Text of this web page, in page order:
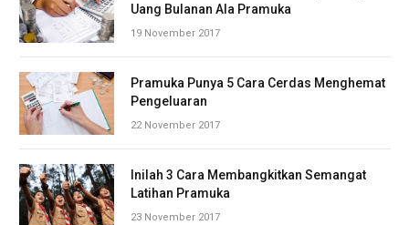
Uang Bulanan Ala Pramuka
19 November 2017
Pramuka Punya 5 Cara Cerdas Menghemat
Pengeluaran
22 November 2017
Inilah 3 Cara Membangkitkan Semangat
Latihan Pramuka
23 November 2017